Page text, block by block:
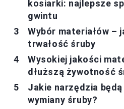
kosiarki: najlepsze
gwintu
Wybór materiałów –
trwałość śruby
Wysokiej jakości
dłuższą żywotność
Jakie narzędzia
wymiany śruby?